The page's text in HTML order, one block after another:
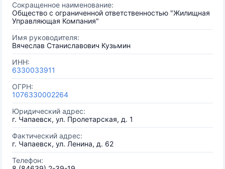
Сокращенное наименование:
Общество с ограниченной ответственностью "Жилищная
Управляющая Компания"
Имя руководителя:
Вячеслав Станиславович Кузьмин
ИНН:
6330033911
ОГРН:
1076330002264
Юридический адрес:
г. Чапаевск, ул. Пролетарская, д. 1
Фактический адрес:
г. Чапаевск, ул. Ленина, д. 62
Телефон: